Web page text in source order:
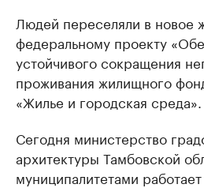
Людей переселяли в новое
федеральному проекту
устойчивого сокращения
проживания жилищного
«Жилье и городская среда».
Сегодня министерство
архитектуры Тамбовской
муниципалитетами